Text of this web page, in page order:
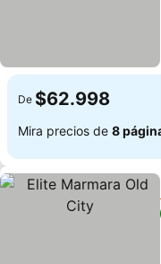
De $62.998
Mira precios de 8